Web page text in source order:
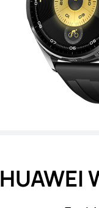
HUAWEI